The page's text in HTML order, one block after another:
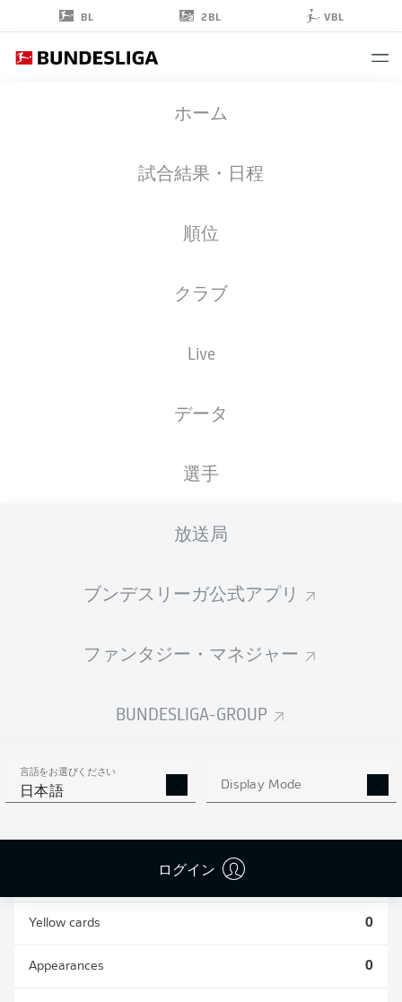
BL 2BL VBL
ホーム
試合結果・日程
順位
クラブ
Live
データ
選手
放送局
ブンデスリーガ公式アプリ
ファンタジー・マネジャー
BUNDESLIGA-GROUP
言語をお選びください
日本語 Display Mode
ログイン
20.09.1995
2026/2027
統計 シーズン 2026/2027
AERIAL DUELS
WON
Yellow cards 0
Appearances 0